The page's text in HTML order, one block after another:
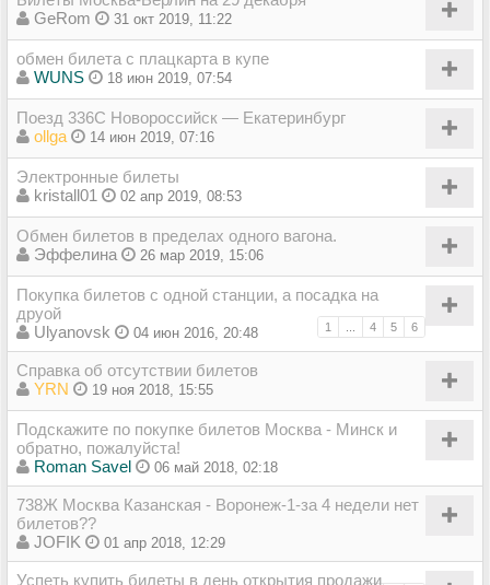
GeRom
31 окт 2019, 11:22
обмен билета с плацкарта в купе
WUNS
18 июн 2019, 07:54
Поезд 336С Новороссийск — Екатеринбург
ollga
14 июн 2019, 07:16
Электронные билеты
kristall01
02 апр 2019, 08:53
Обмен билетов в пределах одного вагона.
Эффелина
26 мар 2019, 15:06
Покупка билетов c одной станции, а посадка на
друой
1 4 5 6
Ulyanovsk 04 июн 2016, 20:48
Справка об отсутствии билетов
YRN
19 ноя 2018, 15:55
Подскажите по покупке билетов Москва - Минск и
обратно, пожалуйста!
Roman Savel
06 май 2018, 02:18
738Ж Москва Казанская - Воронеж-1-за 4 недели нет
билетов??
JOFIK
01 апр 2018, 12:29
Успеть купить билеты в день открытия продажи